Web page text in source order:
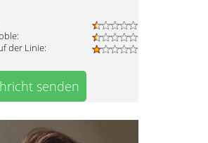
der Linie:
senden